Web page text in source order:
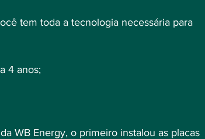
tem toda a tecnologia necessária para
4 anos;⠀
WB Energy, o primeiro instalou as placas